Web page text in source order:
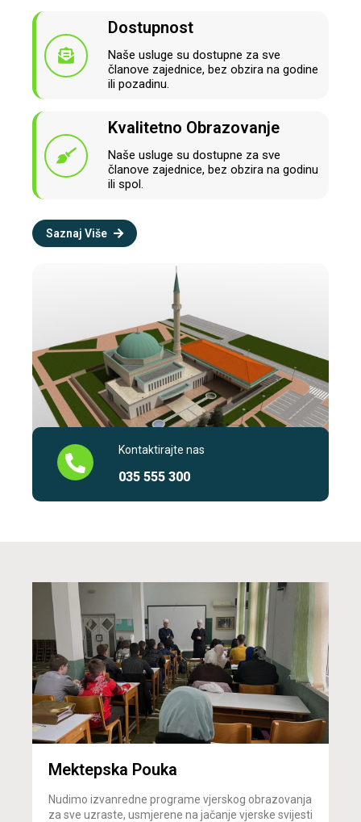
Kontaktirajte nas
035 555 300
Dostupnost
Naše usluge su dostupne za sve
članove zajednice, bez obzira na godine
ili pozadinu.
Kvalitetno Obrazovanje
Naše usluge su dostupne za sve
članove zajednice, bez obzira na godinu
ili spol.
Saznaj Više
Mektepska Pouka
Nudimo izvanredne programe vjerskog obrazovanja
za sve uzraste, usmjerene na jačanje vjerske svijesti